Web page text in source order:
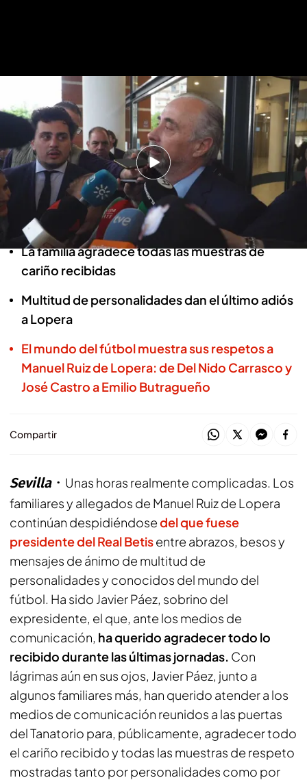
El agradecimiento de la familia de
Lopera: "Diría hoy 'todo el mundo
me quiere'"
La familia de Lopera agradece el cariño tras su muerte
Pepe Jiménez
25 MAR 2024 - 11:06h.
La familia agradece todas las muestras de
cariño recibidas
Multitud de personalidades dan el último adiós
a Lopera
El mundo del fútbol muestra sus respetos a
Manuel Ruiz de Lopera: de Del Nido Carrasco y
José Castro a Emilio Butragueño
Compartir
Sevilla
Unas horas realmente complicadas. Los
familiares y allegados de Manuel Ruiz de Lopera
continúan despidiéndosedel que fuese
presidente del Real Betisentre abrazos, besos y
mensajes de ánimo de multitud de
personalidades y conocidos del mundo del
fútbol. Ha sido Javier Páez, sobrino del
expresidente, el que, ante los medios de
comunicación, ha querido agradecer todo lo
recibido durante las últimas jornadas. Con
lágrimas aún en sus ojos, Javier Páez, junto a
algunos familiares más, han querido atender a los
medios de comunicación reunidos a las puertas
del Tanatorio para, públicamente, agradecer todo
el cariño recibido y todas las muestras de respeto
mostradas tanto por personalidades como por